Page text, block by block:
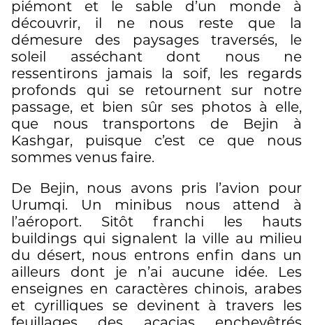
piémont et le sable d’un monde à
découvrir, il ne nous reste que la
démesure des paysages traversés, le
soleil asséchant dont nous ne
ressentirons jamais la soif, les regards
profonds qui se retournent sur notre
passage, et bien sûr ses photos à elle,
que nous transportons de Bejin à
Kashgar, puisque c’est ce que nous
sommes venus faire.
De Bejin, nous avons pris l’avion pour
Urumqi. Un minibus nous attend à
l’aéroport. Sitôt franchi les hauts
buildings qui signalent la ville au milieu
du désert, nous entrons enfin dans un
ailleurs dont je n’ai aucune idée. Les
enseignes en caractères chinois, arabes
et cyrilliques se devinent à travers les